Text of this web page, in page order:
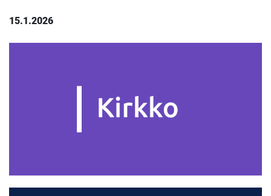
15.1.2026